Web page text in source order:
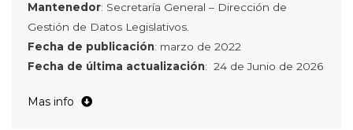
Mantenedor: Secretaría General – Dirección de
Gestión de Datos Legislativos.
Fecha de publicación: marzo de 2022
Fecha de última actualización: 24 de Junio de 2026
año: registra el año en que se llevó a cabo la reunión
Mas info